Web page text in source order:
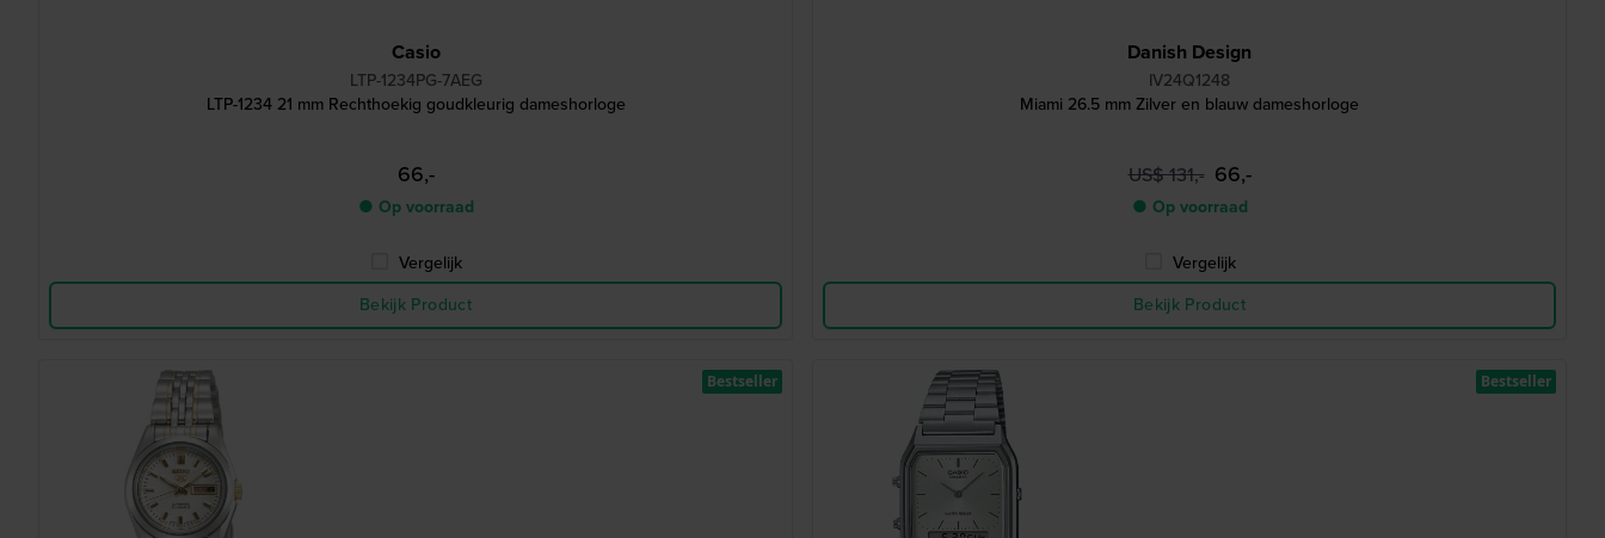
Casio
LTP-1234PG-7AEG
LTP-1234 21 mm Rechthoekig goudkleurig dameshorloge
66,-
● Op voorraad
Vergelijk
Bekijk Product
Danish Design
IV24Q1248
Miami 26.5 mm Zilver en blauw dameshorloge
US$ 131,- 66,-
● Op voorraad
Vergelijk
Bekijk Product
Bestseller Bestseller